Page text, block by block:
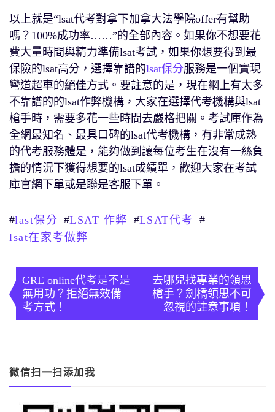
以上就是“lsat代考對拿下加拿大法學院offer有幫助
嗎？100%成功率……”的全部內容。如果你不想要花
費大量時間與精力準備lsat考試，如果你想要得到最
保險的lsat高分，選擇靠譜的lsat保分服務是一個實現
彎道超車的絕佳方式。要註意的是，現在網上有太多
不靠譜的的lsat作弊機構，大家在選擇代考機構與lsat
槍手時，需要多花一些時間去嚴格把關。考試庫作為
全網最知名、最具口碑的lsat代考機構，有非常成熟
的代考服務體是，能夠做到讓每位考生在沒有一絲負
擔的情況下獲得想要的lsat成績單，歡迎大家在考試
庫官網下單或是聯是客服下單。
#last保分 #LSAT 作弊 #LSAT代考
#
lsat在家考做弊
章
導
覽
GRE online代考是不是
無用功？拒絕無效備
考方式！
去哪兒找專業的領思
槍手？劍橋領思不可
忽視的註意事項！
微信扫一扫添加我